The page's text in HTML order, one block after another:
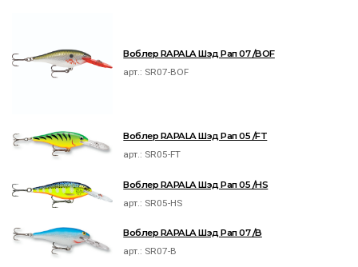
Воблер RAPALA Шэд Рап 07 /BOF
арт.: SR07-BOF
Воблер RAPALA Шэд Рап 05 /FT
арт.: SR05-FT
Воблер RAPALA Шэд Рап 05 /HS
арт.: SR05-HS
Воблер RAPALA Шэд Рап 07 /B
арт.: SR07-B